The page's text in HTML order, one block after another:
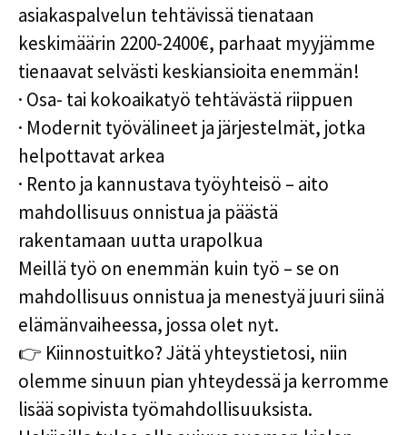
asiakaspalvelun tehtävissä tienataan
keskimäärin 2200-2400€, parhaat myyjämme
tienaavat selvästi keskiansioita enemmän!
· Osa- tai kokoaikatyö tehtävästä riippuen
· Modernit työvälineet ja järjestelmät, jotka
helpottavat arkea
· Rento ja kannustava työyhteisö – aito
mahdollisuus onnistua ja päästä
rakentamaan uutta urapolkua
Meillä työ on enemmän kuin työ – se on
mahdollisuus onnistua ja menestyä juuri siinä
elämänvaiheessa, jossa olet nyt.
👉 Kiinnostuitko? Jätä yhteystietosi, niin
olemme sinuun pian yhteydessä ja kerromme
lisää sopivista työmahdollisuuksista.